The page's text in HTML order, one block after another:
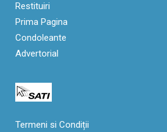
Restituiri
Prima Pagina
Condoleante
Advertorial
Termeni si Condiții